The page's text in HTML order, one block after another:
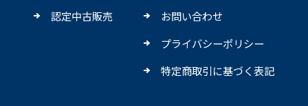
認定中古販売
お問い合わせ
プライバシーポリシー
特定商取引に基づく表記